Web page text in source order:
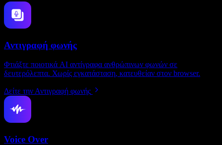
Αντιγραφή φωνής
Φτιάξτε ποιοτικά AI αντίγραφα ανθρώπινων φωνών σε
δευτερόλεπτα. Χωρίς εγκατάσταση, κατευθείαν στον browser.
Δείτε την Αντιγραφή φωνής
Voice Over